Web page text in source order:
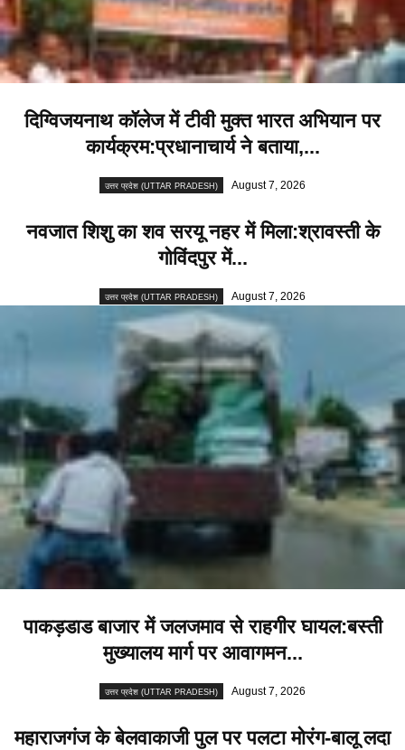
दिग्विजयनाथ कॉलेज में टीवी मुक्त भारत अभियान पर
कार्यक्रम:प्रधानाचार्य ने बताया,...
उत्तर प्रदेश (UTTAR PRADESH) August 7, 2026
नवजात शिशु का शव सरयू नहर में मिला:श्रावस्ती के
गोविंदपुर में...
उत्तर प्रदेश (UTTAR PRADESH) August 7, 2026
पाकड़डाड बाजार में जलजमाव से राहगीर घायल:बस्ती
मुख्यालय मार्ग पर आवागमन...
उत्तर प्रदेश (UTTAR PRADESH) August 7, 2026
महाराजगंज के बेलवाकाजी पुल पर पलटा मोरंग-बालू लदा